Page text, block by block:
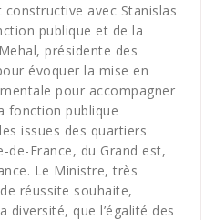
avec Stanislas
publique et de la
présidente des
évoquer la mise en
pour accompagner
fonction publique
issues des quartiers
de-France, du Grand est,
Le Ministre, très
réussite souhaite,
diversité, que l’égalité des